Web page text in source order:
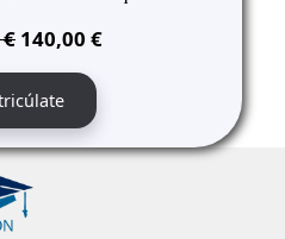
€ El
precio
original
era:
495,00 €.
140,00 €El
140,00 €.